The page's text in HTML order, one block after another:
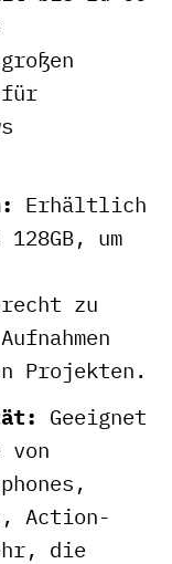
für
Erhältlich
um
zu
Projekten.
Geeignet
Action-
die